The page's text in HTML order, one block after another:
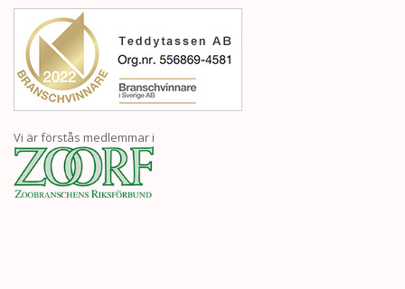
Vi är förstås medlemmar i